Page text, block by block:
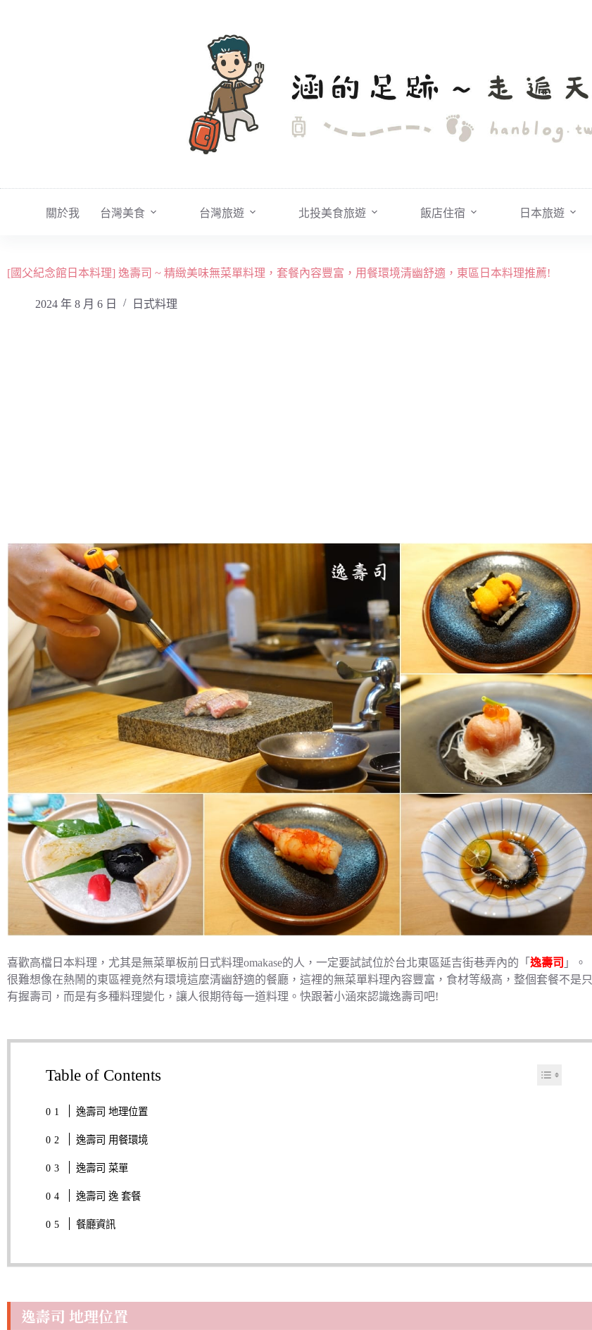
關於我 台灣美食 台灣旅遊 北投美食旅遊 飯店住宿 日本旅遊
[國父紀念館日本料理] 逸壽司 ~ 精緻美味無菜單料理，套餐內容豐富，用餐環境清幽舒適，東區日本料理推薦!
2024 年 8 月 6 日 日式料理
喜歡高檔日本料理，尤其是無菜單板前日式料理omakase的人，一定要試試位於台北東區延吉街巷弄內的「 逸壽司 」。
很難想像在熱鬧的東區裡竟然有環境這麼清幽舒適的餐廳，這裡的無菜單料理內容豐富，食材等級高，整個套餐不是只
有握壽司，而是有多種料理變化，讓人很期待每一道料理。快跟著小涵來認識逸壽司吧!
Table of Contents
逸壽司 地理位置
逸壽司 用餐環境
逸壽司 菜單
逸壽司 逸 套餐
餐廳資訊
逸壽司 地理位置